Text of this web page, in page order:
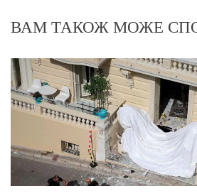
ВАМ ТАКОЖ МОЖЕ